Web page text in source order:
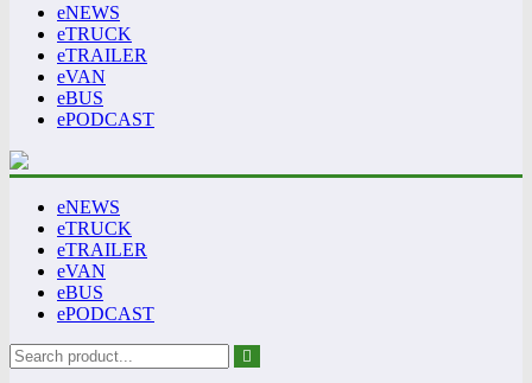
eNEWS
eTRUCK
eTRAILER
eVAN
eBUS
ePODCAST
eNEWS
eTRUCK
eTRAILER
eVAN
eBUS
ePODCAST